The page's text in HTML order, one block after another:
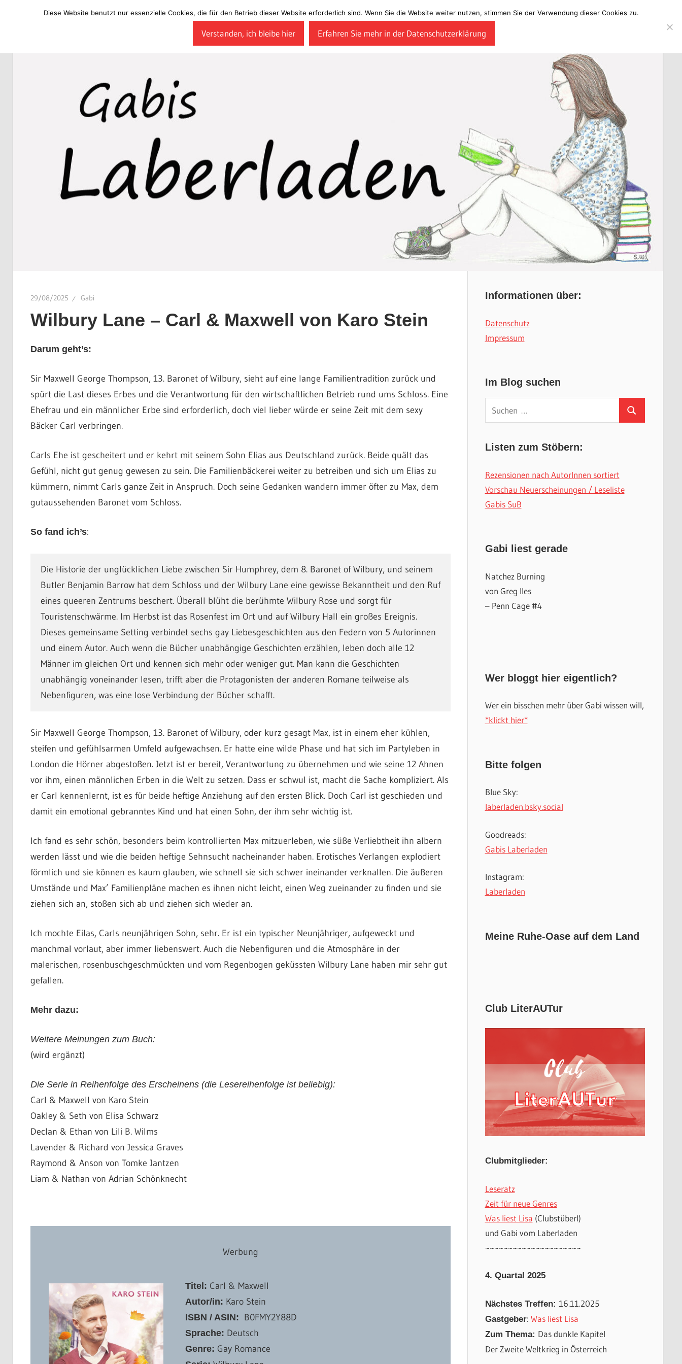
29/08/2025 Gabi
Wilbury Lane – Carl & Maxwell von Karo Stein
Darum geht’s:
Sir Maxwell George Thompson, 13. Baronet of Wilbury, sieht auf eine lange Familientradition zurück und
spürt die Last dieses Erbes und die Verantwortung für den wirtschaftlichen Betrieb rund ums Schloss. Eine
Ehefrau und ein männlicher Erbe sind erforderlich, doch viel lieber würde er seine Zeit mit dem sexy
Bäcker Carl verbringen.
Carls Ehe ist gescheitert und er kehrt mit seinem Sohn Elias aus Deutschland zurück. Beide quält das
Gefühl, nicht gut genug gewesen zu sein. Die Familienbäckerei weiter zu betreiben und sich um Elias zu
kümmern, nimmt Carls ganze Zeit in Anspruch. Doch seine Gedanken wandern immer öfter zu Max, dem
gutaussehenden Baronet vom Schloss.
So fand ich’s:
Die Historie der unglücklichen Liebe zwischen Sir Humphrey, dem 8. Baronet of Wilbury, und seinem
Butler Benjamin Barrow hat dem Schloss und der Wilbury Lane eine gewisse Bekanntheit und den Ruf
eines queeren Zentrums beschert. Überall blüht die berühmte Wilbury Rose und sorgt für
Touristenschwärme. Im Herbst ist das Rosenfest im Ort und auf Wilbury Hall ein großes Ereignis.
Dieses gemeinsame Setting verbindet sechs gay Liebesgeschichten aus den Federn von 5 Autorinnen
und einem Autor. Auch wenn die Bücher unabhängige Geschichten erzählen, leben doch alle 12
Männer im gleichen Ort und kennen sich mehr oder weniger gut. Man kann die Geschichten
unabhängig voneinander lesen, trifft aber die Protagonisten der anderen Romane teilweise als
Nebenfiguren, was eine lose Verbindung der Bücher schafft.
Sir Maxwell George Thompson, 13. Baronet of Wilbury, oder kurz gesagt Max, ist in einem eher kühlen,
steifen und gefühlsarmen Umfeld aufgewachsen. Er hatte eine wilde Phase und hat sich im Partyleben in
London die Hörner abgestoßen. Jetzt ist er bereit, Verantwortung zu übernehmen und wie seine 12 Ahnen
vor ihm, einen männlichen Erben in die Welt zu setzen. Dass er schwul ist, macht die Sache kompliziert. Als
er Carl kennenlernt, ist es für beide heftige Anziehung auf den ersten Blick. Doch Carl ist geschieden und
damit ein emotional gebranntes Kind und hat einen Sohn, der ihm sehr wichtig ist.
Ich fand es sehr schön, besonders beim kontrollierten Max mitzuerleben, wie süße Verliebtheit ihn albern
werden lässt und wie die beiden heftige Sehnsucht nacheinander haben. Erotisches Verlangen explodiert
förmlich und sie können es kaum glauben, wie schnell sie sich schwer ineinander verknallen. Die äußeren
Umstände und Max’ Familienpläne machen es ihnen nicht leicht, einen Weg zueinander zu finden und sie
ziehen sich an, stoßen sich ab und ziehen sich wieder an.
Ich mochte Eilas, Carls neunjährigen Sohn, sehr. Er ist ein typischer Neunjähriger, aufgeweckt und
manchmal vorlaut, aber immer liebenswert. Auch die Nebenfiguren und die Atmosphäre in der
malerischen, rosenbuschgeschmückten und vom Regenbogen geküssten Wilbury Lane haben mir sehr gut
gefallen.
Mehr dazu:
Weitere Meinungen zum Buch:
(wird ergänzt)
Die Serie in Reihenfolge des Erscheinens (die Lesereihenfolge ist beliebig):
Carl & Maxwell von Karo Stein
Oakley & Seth von Elisa Schwarz
Declan & Ethan von Lili B. Wilms
Lavender & Richard von Jessica Graves
Raymond & Anson von Tomke Jantzen
Liam & Nathan von Adrian Schönknecht
Werbung
Titel: Carl & Maxwell
Autor/in: Karo Stein
ISBN / ASIN: ‎ B0FMY2Y88D
Sprache: Deutsch
Genre: Gay Romance
Informationen über:
Datenschutz
Impressum
Im Blog suchen
Suchen
nach:
Suchen
Listen zum Stöbern:
Rezensionen nach AutorInnen sortiert
Vorschau Neuerscheinungen / Leseliste
Gabis SuB
Gabi liest gerade
Natchez Burning
von Greg Iles
– Penn Cage #4
Wer bloggt hier eigentlich?
Wer ein bisschen mehr über Gabi wissen will,
*klickt hier*
Bitte folgen
Blue Sky:
laberladen.bsky.social
Goodreads:
Gabis Laberladen
Instagram:
Laberladen
Meine Ruhe-Oase auf dem Land
Club LiterAUTur
Clubmitglieder:
Leseratz
Zeit für neue Genres
Was liest Lisa (Clubstüberl)
und Gabi vom Laberladen
~~~~~~~~~~~~~~~~~~~~~
4. Quartal 2025
Nächstes Treffen: 16.11.2025
Gastgeber: Was liest Lisa
Zum Thema: Das dunkle Kapitel
Der Zweite Weltkrieg in Österreich
Diese Website benutzt nur essenzielle Cookies, die für den Betrieb dieser Website erforderlich sind. Wenn Sie die Website weiter nutzen, stimmen Sie der Verwendung dieser Cookies zu.
Verstanden, ich bleibe hier Erfahren Sie mehr in der Datenschutzerklärung